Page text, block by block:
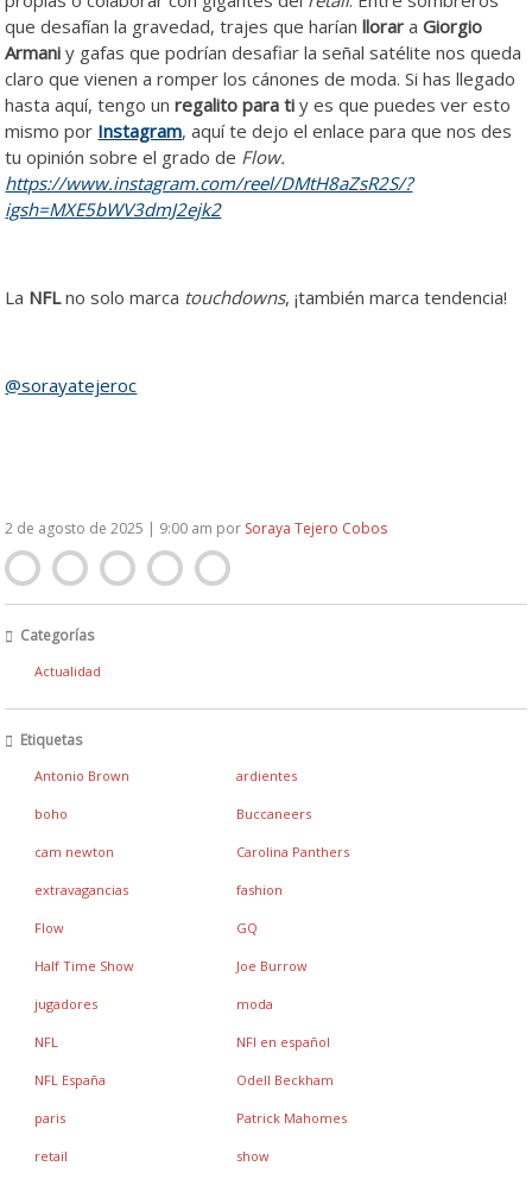
que desafían la gravedad, trajes que haríanllorar aGiorgio
Armani y gafas que podrían desafiar la señal satélite nos queda
claro que vienen a romper los cánones de moda. Si has llegado
hasta aquí, tengo unregalito para ti y es que puedes ver esto
mismo por Instagram, aquí te dejo el enlace para que nos des
tu opinión sobre el grado de Flow.
https://www.instagram.com/reel/DMtH8aZsR2S/?
igsh=MXE5bWV3dmJ2ejk2
La NFLno solo marca touchdowns, ¡también marca tendencia!
@sorayatejeroc
2 de agosto de 2025 | 9:00 am por Soraya Tejero Cobos
Categorías
Actualidad
Etiquetas
Antonio Brown ardientes
boho Buccaneers
cam newton Carolina Panthers
extravagancias fashion
Flow GQ
Half Time Show Joe Burrow
jugadores moda
NFL NFl en español
NFL España Odell Beckham
paris Patrick Mahomes
retail show